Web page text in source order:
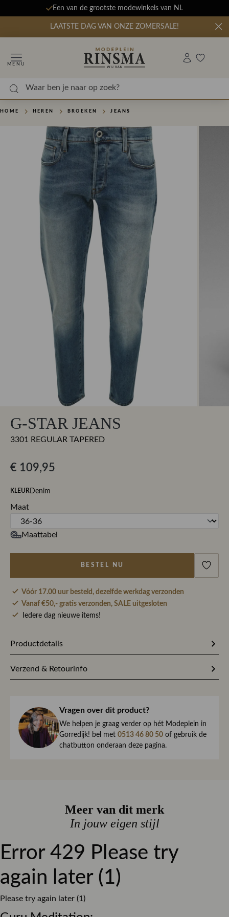
Een van de grootste modewinkels van NL
LAATSTE DAG VAN ONZE ZOMERSALE!
MENU
HOME HEREN BROEKEN JEANS
G-STAR JEANS
3301 REGULAR TAPERED
€ 109,95
KLEUR Denim
Maat
Maattabel
BESTEL NU
Vóór 17.00 uur besteld, dezelfde werkdag verzonden
Vanaf €50,- gratis verzonden, SALE uitgesloten
Iedere dag nieuwe items!
Productdetails
Stofsamenstelling 99% Katoen / 1% Elastaan
Dessin Effen
Pasvorm Regular fit
Verzend & Retourinfo
haar direct naar je toe.
We begrijpen maar al te goed dat het kan gebeuren dat
een item toch niet helemaal naar wens is. Daarom ben je
altijd welkom om ieder artikel eerst te passen op ons
de winkel is dat altijd gratis. Lees hier meer over ruilen en
Lees meer over bezorgen, ruilen en retourneren
Vragen over dit product?
We helpen je graag verder op hét Modeplein in
Gorredijk! bel met 0513 46 80 50 of gebruik de
chatbutton onderaan deze pagina.
Meer van dit merk
In jouw eigen stijl
Error 429 Please try
again later (1)
Please try again later (1)